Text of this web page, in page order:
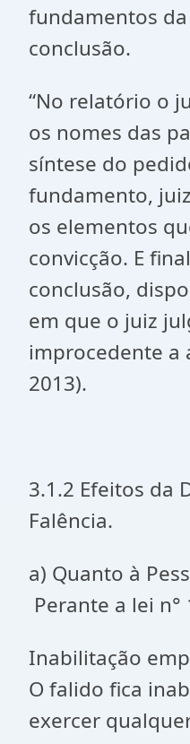
fundamentos da
conclusão.
“No relatório o
os nomes das
síntese do
fundamento,
os elementos
convicção. E
conclusão,
em que o juiz
improcedente a
2013).
3.1.2 Efeitos da
Falência.
a) Quanto à
Perante a lei n°
Inabilitação
O falido fica
exercer